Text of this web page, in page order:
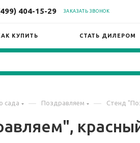
404-15-29 ЗАКАЗАТЬ ЗВОНОК
КУПИТЬ СТАТЬ ДИЛЕРОМ
сада — Поздравляем — Стенд